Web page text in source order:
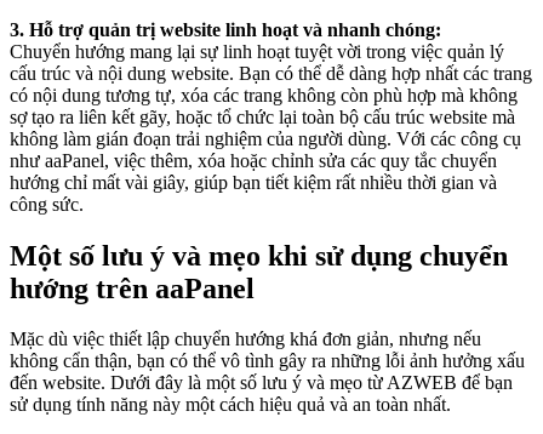
3. Hỗ trợ quản trị website linh hoạt và nhanh chóng:
Chuyển hướng mang lại sự linh hoạt tuyệt vời trong việc quản lý
cấu trúc và nội dung website. Bạn có thể dễ dàng hợp nhất các trang
có nội dung tương tự, xóa các trang không còn phù hợp mà không
sợ tạo ra liên kết gãy, hoặc tổ chức lại toàn bộ cấu trúc website mà
không làm gián đoạn trải nghiệm của người dùng. Với các công cụ
như aaPanel, việc thêm, xóa hoặc chỉnh sửa các quy tắc chuyển
hướng chỉ mất vài giây, giúp bạn tiết kiệm rất nhiều thời gian và
công sức.
Một số lưu ý và mẹo khi sử dụng chuyển
hướng trên aaPanel
Mặc dù việc thiết lập chuyển hướng khá đơn giản, nhưng nếu
không cẩn thận, bạn có thể vô tình gây ra những lỗi ảnh hưởng xấu
đến website. Dưới đây là một số lưu ý và mẹo từ AZWEB để bạn
sử dụng tính năng này một cách hiệu quả và an toàn nhất.